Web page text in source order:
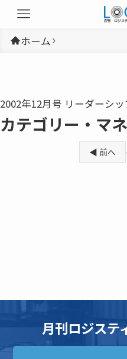
ホーム
2002年12月号 リーダーシ
カテゴリー・マ
◀ 前へ
月刊ロジステ